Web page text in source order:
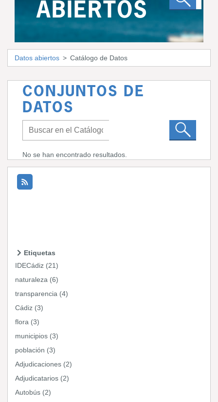
ABIERTOS
Datos abiertos Catálogo de Datos
CONJUNTOS DE
DATOS
No se han encontrado resultados.
Etiquetas
IDECádiz (21)
naturaleza (6)
transparencia (4)
Cádiz (3)
flora (3)
municipios (3)
población (3)
Adjudicaciones (2)
Adjudicatarios (2)
Autobús (2)